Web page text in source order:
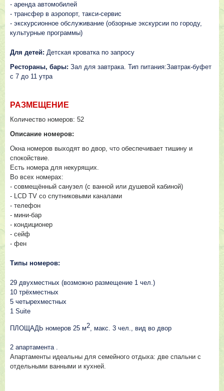
- аренда автомобилей
- трансфер в аэропорт, такси-сервис
- экскурсионное обслуживание (обзорные экскурсии по городу,
культурные программы)
Для детей: Детская кроватка по запросу
Рестораны, бары: Зал для завтрака. Тип питания:Завтрак-буфет
с 7 до 11 утра
РАЗМЕЩЕНИЕ
Количество номеров: 52
Описание номеров:
Окна номеров выходят во двор, что обеспечивает тишину и
спокойствие.
Есть номера для некурящих.
Во всех номерах:
- совмещённый санузел (с ванной или душевой кабиной)
- LCD TV со спутниковыми каналами
- телефон
- мини-бар
- кондиционер
- сейф
- фен
Типы номеров:
29 двухместных (возможно размещение 1 чел.)
10 трёхместных
5 четырехместных
1 Suite
ПЛОЩАДЬ номеров 25 м2, макс. 3 чел., вид во двор
2 апартамента .
Апартаменты идеальны для семейного отдыха: две спальни с
отдельными ванными и кухней.